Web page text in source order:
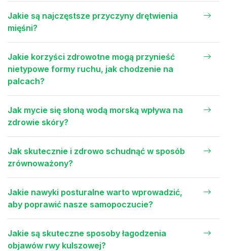
Jakie są najczęstsze przyczyny drętwienia
mięśni?
Jakie korzyści zdrowotne mogą przynieść
nietypowe formy ruchu, jak chodzenie na
palcach?
Jak mycie się słoną wodą morską wpływa na
zdrowie skóry?
Jak skutecznie i zdrowo schudnąć w sposób
zrównoważony?
Jakie nawyki posturalne warto wprowadzić,
aby poprawić nasze samopoczucie?
Jakie są skuteczne sposoby łagodzenia
objawów rwy kulszowej?